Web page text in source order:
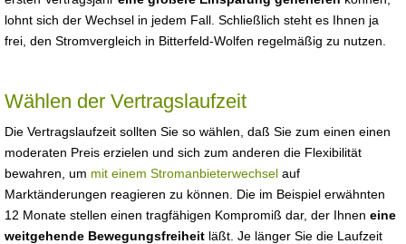
lohnt sich der Wechsel in jedem Fall. Schließlich steht es Ihnen ja
frei, den Stromvergleich in Bitterfeld-Wolfen regelmäßig zu nutzen.
Wählen der Vertragslaufzeit
Die Vertragslaufzeit sollten Sie so wählen, daß Sie zum einen einen
moderaten Preis erzielen und sich zum anderen die Flexibilität
bewahren, um mit einem Stromanbieterwechsel auf
Marktänderungen reagieren zu können. Die im Beispiel erwähnten
12 Monate stellen einen tragfähigen Kompromiß dar, der Ihnen eine
weitgehende Bewegungsfreiheit läßt. Je länger Sie die Laufzeit